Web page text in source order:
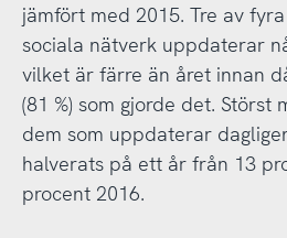
jämfört med 2015. Tre av
sociala nätverk uppdaterar
vilket är färre än året innan
(81 %) som gjorde det. Störst
dem som uppdaterar
halverats på ett år från 13
procent 2016.